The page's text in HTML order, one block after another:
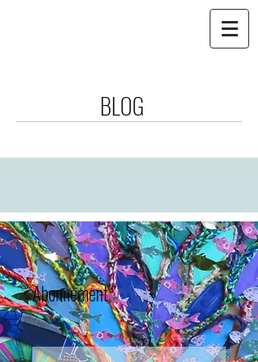
BLOG
Abonnement
E-mail